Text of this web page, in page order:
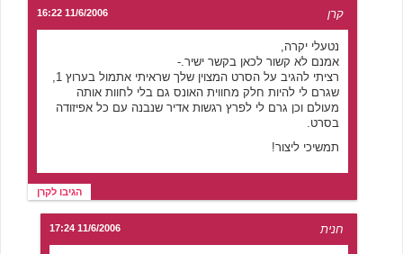
קרן 11/6/2006 16:22
נטעלי יקרה,
אמנם לא קשור לכאן בקשר ישיר.-
רציתי להגיב על הסרט המצוין שלך שראיתי אתמול בערוץ 1,
שגרם לי להיות חלק מחווית האונס גם בלי לחוות אותה
מעולם וכן גרם לי לפרץ רגשות אדיר שנבנה עם כל אפיזודה
בסרט.
תמשיכי ליצור!
הגיבו לקרן
חנית 11/6/2006 17:24